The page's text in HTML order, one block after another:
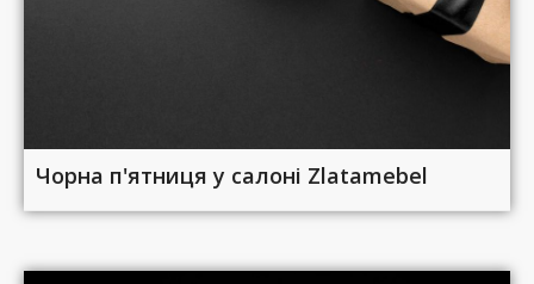
Чорна п'ятниця у салоні Zlatamebel